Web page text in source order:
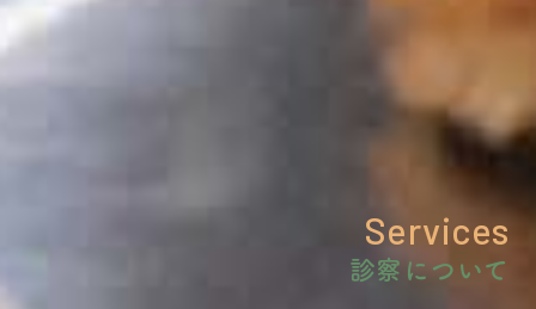
Services
診察について